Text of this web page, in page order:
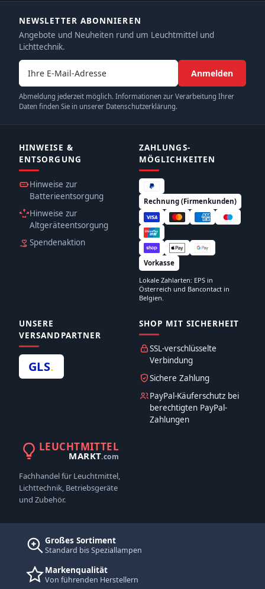
NEWSLETTER ABONNIEREN
Angebote und Neuheiten rund um Leuchtmittel und
Lichttechnik.
E-Mail-Adresse
Anmelden
Abmeldung jederzeit möglich. Informationen zur Verarbeitung Ihrer
Daten finden Sie in unserer Datenschutzerklärung.
HINWEISE &
ENTSORGUNG
Hinweise zur
Batterieentsorgung
Hinweise zur
Altgeräteentsorgung
Spendenaktion
ZAHLUNGS­
MÖGLICHKEITEN
Rechnung (Firmenkunden)
Vorkasse
Lokale Zahlarten: EPS in
Österreich und Bancontact in
Belgien.
UNSERE
VERSANDPARTNER
GLS.
SHOP MIT SICHERHEIT
SSL-verschlüsselte
Verbindung
Sichere Zahlung
PayPal-Käuferschutz bei
berechtigten PayPal-
Zahlungen
LEUCHTMITTEL
MARKT.com
Fachhandel für Leuchtmittel,
Lichttechnik, Betriebsgeräte
und Zubehör.
Großes Sortiment
Standard bis Speziallampen
Markenqualität
Von führenden Herstellern